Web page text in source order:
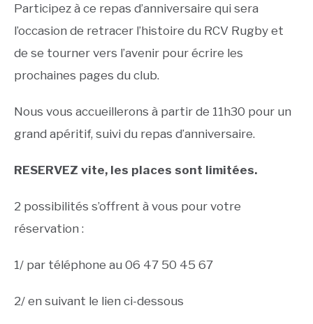
Participez à ce repas d’anniversaire qui sera
l’occasion de retracer l’histoire du RCV Rugby et
de se tourner vers l’avenir pour écrire les
prochaines pages du club.
Nous vous accueillerons à partir de 11h30 pour un
grand apéritif, suivi du repas d’anniversaire.
RESERVEZ vite, les places sont limitées.
2 possibilités s’offrent à vous pour votre
réservation :
1/ par téléphone au 06 47 50 45 67
2/ en suivant le lien ci-dessous